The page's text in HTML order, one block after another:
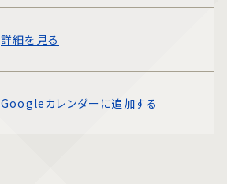
詳細を見る
Googleカレンダーに追加する